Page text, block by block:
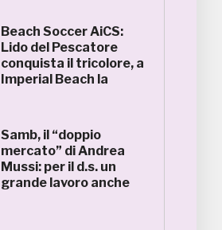
Beach Soccer AiCS:
Lido del Pescatore
conquista il tricolore, a
Imperial Beach la
Samb, il “doppio
mercato” di Andrea
Mussi: per il d.s. un
grande lavoro anche